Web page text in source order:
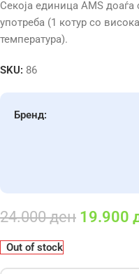
Секоја единица AMS
употреба (1 котур со
температура).
SKU: 86
Бренд:
24.000ден 19.900
Out of stock